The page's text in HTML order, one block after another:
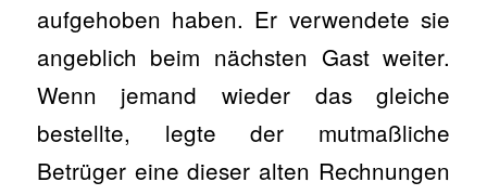
aufgehoben haben. Er verwendete sie
angeblich beim nächsten Gast weiter.
Wenn jemand wieder das gleiche
bestellte, legte der mutmaßliche
Betrüger eine dieser alten Rechnungen